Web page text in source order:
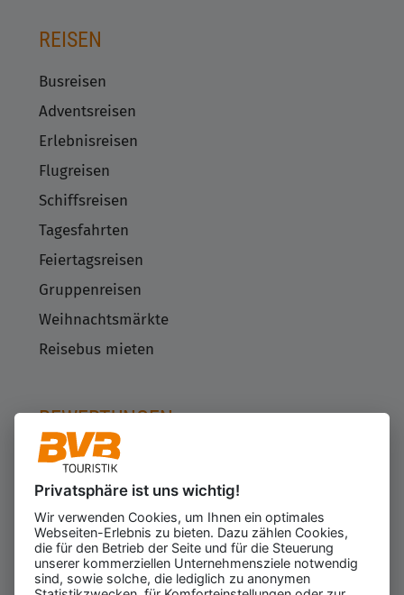
REISEN
Busreisen
Adventsreisen
Erlebnisreisen
Flugreisen
Schiffsreisen
Tagesfahrten
Feiertagsreisen
Gruppenreisen
Weihnachtsmärkte
Reisebus mieten
BEWERTUNGEN
623
für den Veranstalter
Gesamtbewertung
4.43von 5.00
Weiterempfehlung
Privatsphäre ist uns wichtig!
Wir verwenden Cookies, um Ihnen ein optimales
Webseiten-Erlebnis zu bieten. Dazu zählen Cookies,
die für den Betrieb der Seite und für die Steuerung
unserer kommerziellen Unternehmensziele notwendig
sind, sowie solche, die lediglich zu anonymen